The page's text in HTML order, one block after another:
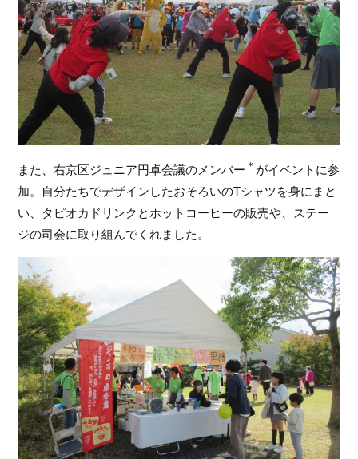
また、右京区ジュニア円卓会議のメンバー ＊ がイベントに参
加。自分たちでデザインしたおそろいのTシャツを身にまと
い、タピオカドリンクとホットコーヒーの販売や、ステー
ジの司会に取り組んでくれました。